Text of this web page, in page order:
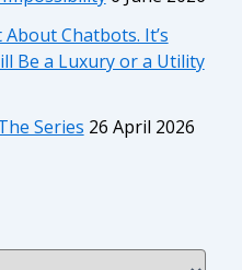
About Chatbots. It’s
Be a Luxury or a Utility
Series 26 April 2026